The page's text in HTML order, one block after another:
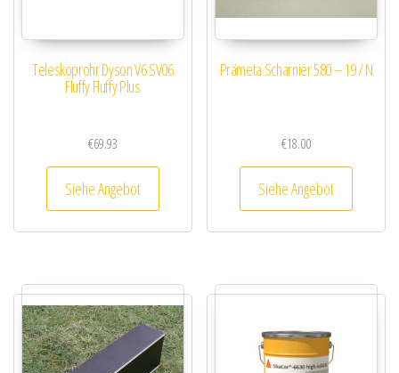
Teleskoprohr Dyson V6 SV06
Fluffy Fluffy Plus
€69.93
Siehe Angebot
Prämeta Scharnier 580 – 19 / N
€18.00
Siehe Angebot